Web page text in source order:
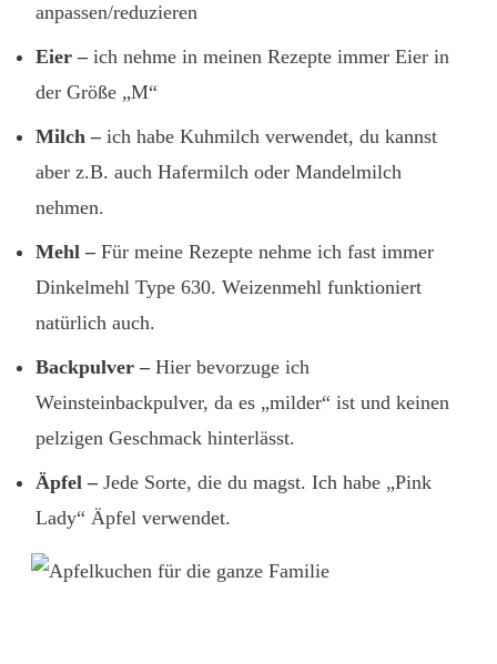
anpassen/reduzieren
Eier – ich nehme in meinen Rezepte immer Eier in
der Größe „M“
Milch – ich habe Kuhmilch verwendet, du kannst
aber z.B. auch Hafermilch oder Mandelmilch
nehmen.
Mehl – Für meine Rezepte nehme ich fast immer
Dinkelmehl Type 630. Weizenmehl funktioniert
natürlich auch.
Backpulver – Hier bevorzuge ich
Weinsteinbackpulver, da es „milder“ ist und keinen
pelzigen Geschmack hinterlässt.
Äpfel – Jede Sorte, die du magst. Ich habe „Pink
Lady“ Äpfel verwendet.